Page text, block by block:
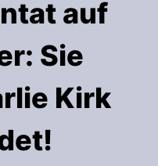
auf
Sie
Kirk